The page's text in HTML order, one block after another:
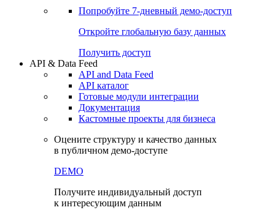
Попробуйте 7-дневный демо-доступ
Откройте глобальную базу данных
Получить доступ
API & Data Feed
API and Data Feed
API каталог
Готовые модули интеграции
Документация
Кастомные проекты для бизнеса
Оцените структуру и качество данных
в публичном демо-доступе
DEMO
Получите индивидуальный доступ
к интересующим данным